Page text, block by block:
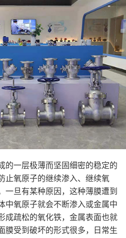
的一层极薄而坚固细密的稳定的
止氧原子的继续渗入、继续氧
一旦有某种原因，这种薄膜遭到
中氧原子就会不断渗入或金属中
成疏松的氧化铁，金属表面也就
膜受到破坏的形式很多，日常生